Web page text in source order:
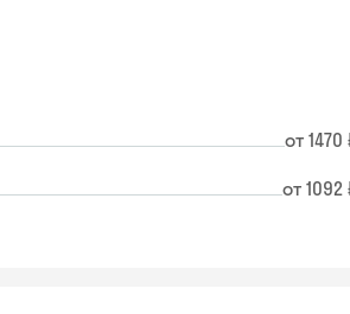
от
от